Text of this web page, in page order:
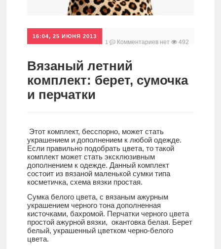
Новости
Главная
16:04, 25 ИЮНЯ 2013
1
Комментариев нет 492
Вязаный летний
комплект: берет, сумочка
и перчатки
Этот комплект, бесспорно, может стать
украшением и дополнением к любой одежде.
Если правильно подобрать цвета, то такой
комплект может стать эксклюзивным
дополнением к одежде. Данный комплект
состоит из вязаной маленькой сумки типа
косметичка, схема вязки простая.
Сумка белого цвета, с вязаным ажурным
украшением черного тона дополненная
кисточками, бахромой. Перчатки черного цвета
простой ажурной вязки, окантовка белая. Берет
белый, украшенный цветком черно-белого
цвета.